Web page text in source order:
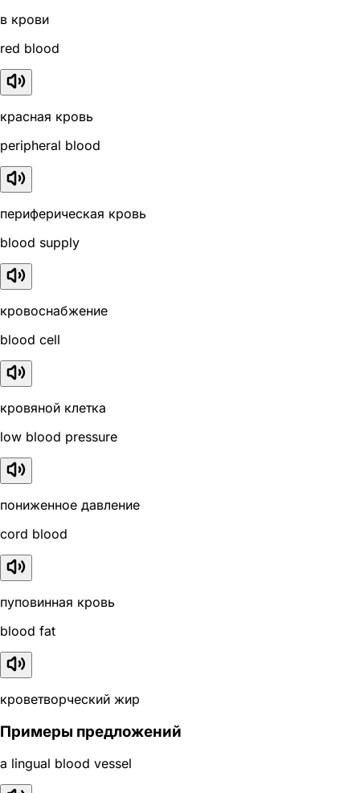
в крови
red blood
красная кровь
peripheral blood
периферическая кровь
blood supply
кровоснабжение
blood cell
кровяной клетка
low blood pressure
пониженное давление
cord blood
пуповинная кровь
blood fat
кроветворческий жир
Примеры предложений
a lingual blood vessel